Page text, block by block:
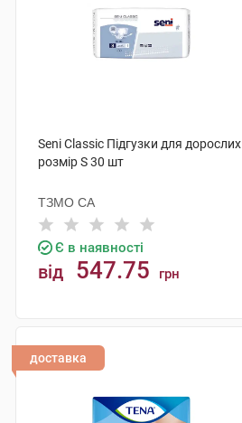
Seni Classic Підгузки для дорослих
розмір S 30 шт
ТЗМО СА
Є в наявності
від 547.75 грн
доставка